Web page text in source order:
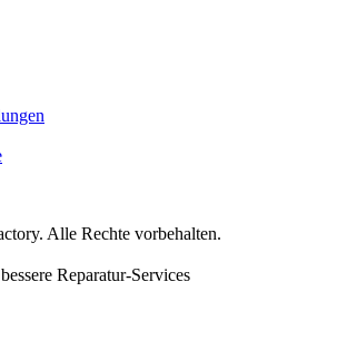
. Alle Rechte vorbehalten.
Reparatur-Services